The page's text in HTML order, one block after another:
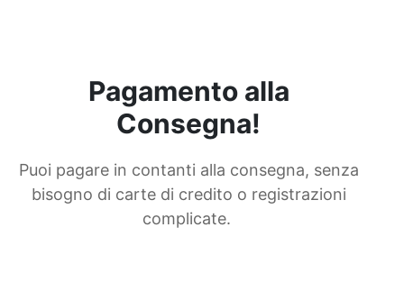
Pagamento alla
Consegna!
Puoi pagare in contanti alla consegna, senza
bisogno di carte di credito o registrazioni
complicate.